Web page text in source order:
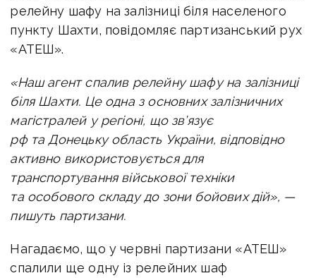
релейну шафу на залізниці біля населеного
пункту Шахти, повідомляє партизанський рух
«АТЕШ».
«Наш агент спалив релейну шафу на залізниці
біля Шахти. Це одна з основних залізничних
магістралей у регіоні, що зв’язує
рф та Донецьку область України, відповідно
активно використовується для
транспортування військової техніки
та особового складу до зони бойових дій», —
пишуть партизани.
Нагадаємо, що у червні партизани «АТЕШ»
спалили ще одну із релейних шаф